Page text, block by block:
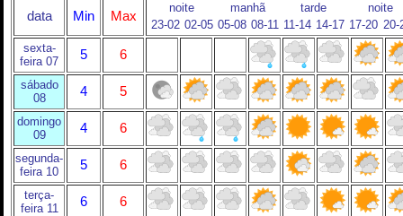
data Min Max
noite manhã tarde
noite
23-02 02-05 05-08 08-11 11-14 14-17 17-20 20-
sexta-
feira 07
5 6
sábado
08
4 5
domingo
09
4 6
segunda-
feira 10
5 6
terça-
feira 11
6 6